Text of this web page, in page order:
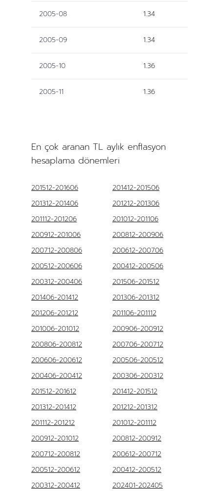
2005-08 1.34
2005-09 1.34
2005-10 1.36
2005-11 1.36
En çok aranan TL aylık enflasyon
hesaplama dönemleri
201512-201606
201412-201506
201312-201406
201212-201306
201112-201206
201012-201106
200912-201006
200812-200906
200712-200806
200612-200706
200512-200606
200412-200506
200312-200406
201506-201512
201406-201412
201306-201312
201206-201212
201106-201112
201006-201012
200906-200912
200806-200812
200706-200712
200606-200612
200506-200512
200406-200412
200306-200312
201512-201612
201412-201512
201312-201412
201212-201312
201112-201212
201012-201112
200912-201012
200812-200912
200712-200812
200612-200712
200512-200612
200412-200512
200312-200412
202401-202405